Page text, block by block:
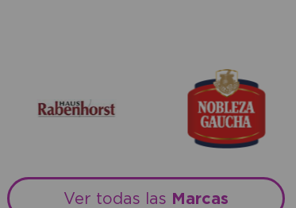
Ver todas las Marcas